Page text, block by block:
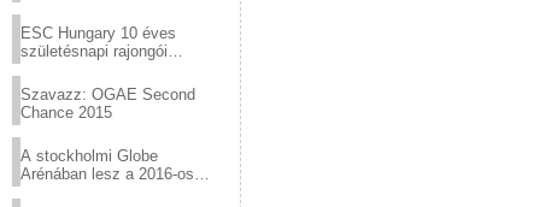
sztárjai a Margitszigeten
ESC Hungary 10 éves
születésnapi rajongói
Szavazz: OGAE Second
Chance 2015
A stockholmi Globe
Arénában lesz a 2016-os